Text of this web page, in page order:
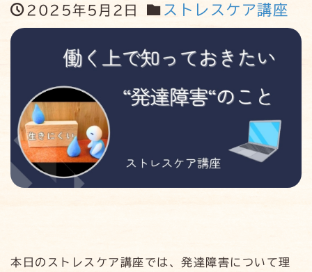
2025年5月2日 ストレスケア講座
本日のストレスケア講座では、発達障害について理